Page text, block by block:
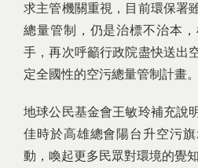
求主管機關重視，目前環保署
總量管制，仍是治標不治本
手，再次呼籲行政院盡快送出
定全國性的空污總量管制計畫。
地球公民基金會王敏玲補充說
佳時於高雄總會陽台升空污
動，喚起更多民眾對環境的覺知